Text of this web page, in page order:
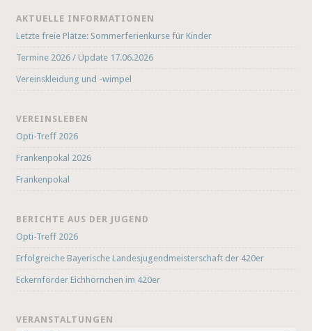
AKTUELLE INFORMATIONEN
Letzte freie Plätze: Sommerferienkurse für Kinder
Termine 2026 / Update 17.06.2026
Vereinskleidung und -wimpel
VEREINSLEBEN
Opti-Treff 2026
Frankenpokal 2026
Frankenpokal
BERICHTE AUS DER JUGEND
Opti-Treff 2026
Erfolgreiche Bayerische Landesjugendmeisterschaft der 420er
Eckernförder Eichhörnchen im 420er
VERANSTALTUNGEN